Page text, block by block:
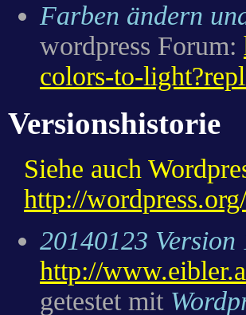
Farben ändern
wordpress Forum:
colors-to-
Versionshistorie
Siehe auch
http://
20140123 Version
http://
getestet mit